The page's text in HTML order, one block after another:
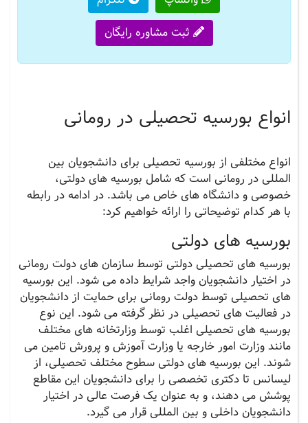
ثبت مشاوره رایگان
انواع بورسیه تحصیلی در رومانی
انواع مختلفی از بورسیه تحصیلی برای دانشجویان بین
المللی در رومانی است که شامل بورسیه های دولتی،
خصوصی و دانشگاه های خاص می باشد. در ادامه در رابطه
با هر کدام توضیحاتی را ارائه خواهیم کرد:
بورسیه های دولتی
بورسیه های تحصیلی دولتی توسط سازمان های دولت رومانی
در اختیار دانشجویان واجد شرایط داده می شود. این بورسیه
های تحصیلی توسط دولت رومانی برای حمایت از دانشجویان
در فعالیت های تحصیلی در نظر گرفته می شود. این نوع
بورسیه های تحصیلی اغلب توسط وزارتخانه های مختلف
مانند وزارت امور خارجه یا وزارت آموزش و پرورش تامین می
شوند. این بورسیه های دولتی سطوح مختلف تحصیلی، از
لیسانس تا دکتری تخصصی را برای دانشجویان این مقاطع
پوشش می دهند، و به عنوان یک فرصت عالی در اختیار
دانشجویان داخلی و بین المللی قرار می گیرد.